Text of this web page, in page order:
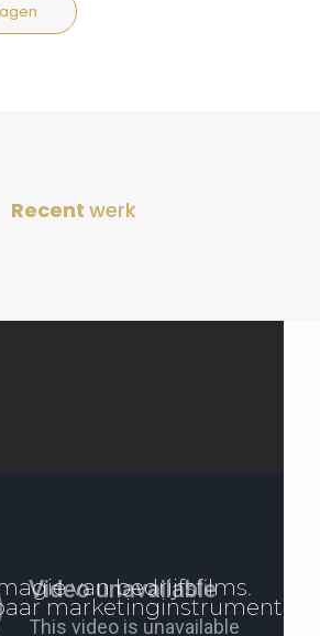
Recent werk
van bedrijfsfilms.
marketinginstrument